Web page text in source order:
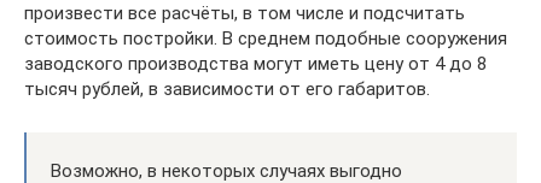
произвести все расчёты, в том числе и подсчитать
стоимость постройки. В среднем подобные сооружения
заводского производства могут иметь цену от 4 до 8
тысяч рублей, в зависимости от его габаритов.
Возможно, в некоторых случаях выгодно